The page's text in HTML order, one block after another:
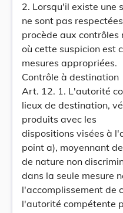
2. Lorsqu'il existe une
ne sont pas
procède aux contrôles
où cette suspicion est
mesures appropriées.
Contrôle à destination
Art. 12. 1. L'autorité
lieux de destination,
produits avec les
dispositions visées à
point a), moyennant
de nature non
dans la seule mesure
l'accomplissement de
l'autorité compétente